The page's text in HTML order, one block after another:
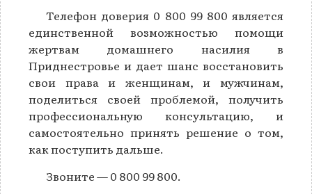
Телефон доверия 0 800 99 800 является
единственной возможностью помощи
жертвам домашнего насилия в
Приднестровье и дает шанс восстановить
свои права и женщинам, и мужчинам,
поделиться своей проблемой, получить
профессиональную консультацию, и
самостоятельно принять решение о том,
как поступить дальше.
Звоните — 0 800 99 800.